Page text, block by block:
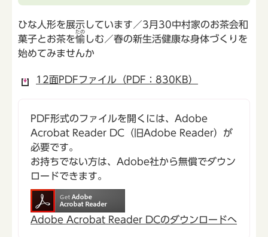
ひな人形を展示しています／3月30中村家のお茶会和
菓子とお茶を愉
たの
しむ／春の新生活健康な身体づくりを
始めてみませんか
12面PDFファイル（PDF：830KB）
PDF形式のファイルを開くには、Adobe
Acrobat Reader DC（旧Adobe Reader）が
必要です。
お持ちでない方は、Adobe社から無償でダウン
ロードできます。
Adobe Acrobat Reader DCのダウンロードへ